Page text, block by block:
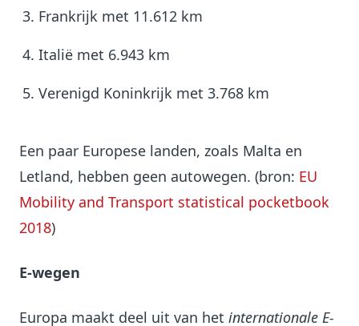
Frankrijk met 11.612 km
Italië met 6.943 km
Verenigd Koninkrijk met 3.768 km
Een paar Europese landen, zoals Malta en
Letland, hebben geen autowegen. (bron: EU
Mobility and Transport statistical pocketbook
2018)
E-wegen
Europa maakt deel uit van het internationale E-